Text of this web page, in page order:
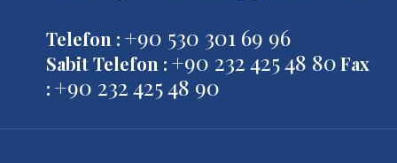
Telefon : +90 530 301 69 96
Sabit Telefon : +90 232 425 48 80Fax
: +90 232 425 48 90